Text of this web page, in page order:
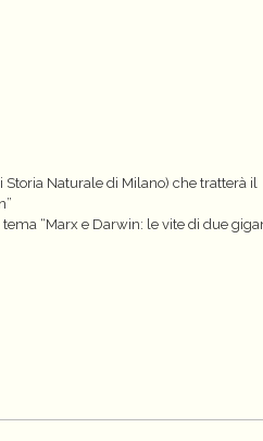
Naturale di Milano) che tratterà il
“Marx e Darwin: le vite di due